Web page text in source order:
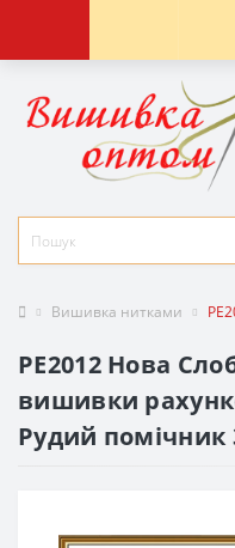
Вишивка нитками
РЕ2012 Нова
вишивки
Рудий помічник